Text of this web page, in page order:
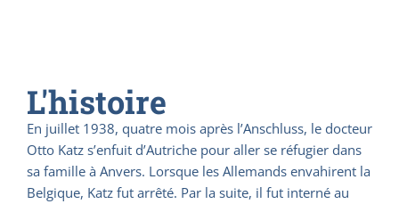
L'histoire
En juillet 1938, quatre mois après l’Anschluss, le docteur
Otto Katz s’enfuit d’Autriche pour aller se réfugier dans
sa famille à Anvers. Lorsque les Allemands envahirent la
Belgique, Katz fut arrêté. Par la suite, il fut interné au